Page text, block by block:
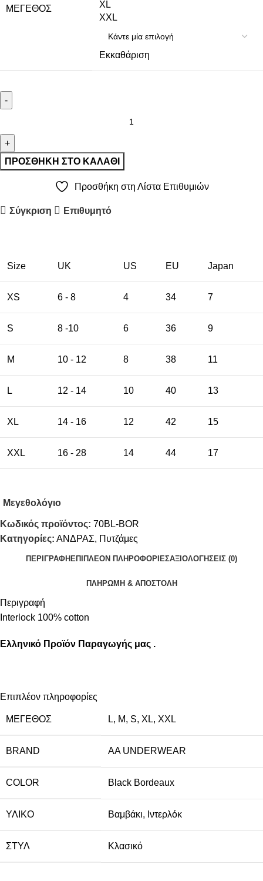
ΜΈΓΕΘΟΣ
XL
XXL
Εκκαθάριση
ΠΡΟΣΘΉΚΗ ΣΤΟ ΚΑΛΆΘΙ
Προσθήκη στη Λίστα Επιθυμιών
Σύγκριση Επιθυμητό
Size UK US EU Japan
XS 6 - 8 4 34 7
S 8 -10 6 36 9
M 10 - 12 8 38 11
L 12 - 14 10 40 13
XL 14 - 16 12 42 15
XXL 16 - 28 14 44 17
Μεγεθολόγιο
Κωδικός προϊόντος: 70BL-BOR
Κατηγορίες: ΑΝΔΡΑΣ, Πυτζάμες
ΠΕΡΙΓΡΑΦΉ ΕΠΙΠΛΈΟΝ ΠΛΗΡΟΦΟΡΊΕΣΑΞΙΟΛΟΓΉΣΕΙΣ (0)
ΠΛΗΡΩΜΗ & ΑΠΟΣΤΟΛΗ
Περιγραφή
Interlock 100% cotton
Ελληνικό Προϊόν Παραγωγής μας .
Επιπλέον πληροφορίες
ΜΈΓΕΘΟΣ L, M, S, XL, XXL
BRAND AA UNDERWEAR
COLOR Black Bordeaux
ΥΛΙΚΌ Βαμβάκι, Ιντερλόκ
ΣΤΥΛ Κλασικό